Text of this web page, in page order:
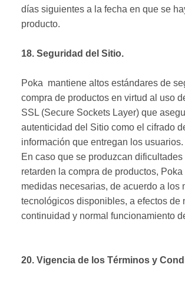
días siguientes a la fecha en que se
producto.
18. Seguridad del Sitio.
Poka mantiene altos estándares de
compra de productos en virtud al uso
SSL (Secure Sockets Layer) que
autenticidad del Sitio como el cifrado
información que entregan los usuarios.
En caso que se produzcan
retarden la compra de productos,
medidas necesarias, de acuerdo a los
tecnológicos disponibles, a efectos de
continuidad y normal funcionamiento
20. Vigencia de los Términos y